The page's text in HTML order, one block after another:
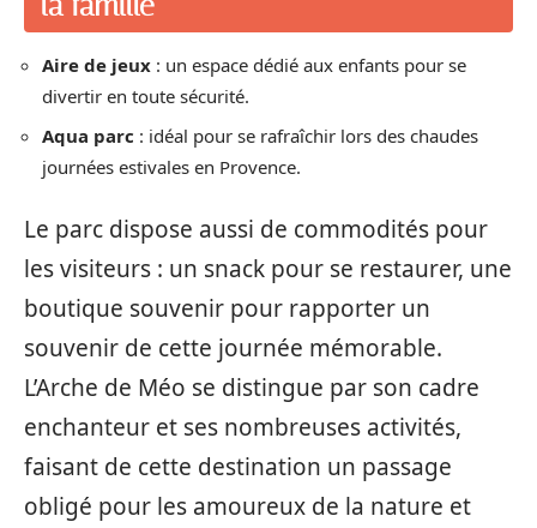
Aire de jeux : un espace dédié aux enfants pour se
divertir en toute sécurité.
Aqua parc : idéal pour se rafraîchir lors des chaudes
journées estivales en Provence.
Le parc dispose aussi de commodités pour
les visiteurs : un snack pour se restaurer, une
boutique souvenir pour rapporter un
souvenir de cette journée mémorable.
L’Arche de Méo se distingue par son cadre
enchanteur et ses nombreuses activités,
faisant de cette destination un passage
obligé pour les amoureux de la nature et